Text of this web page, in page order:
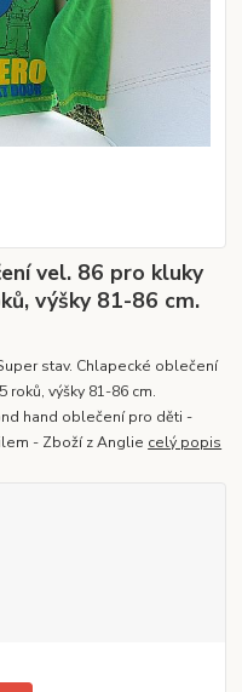
vel. 86 pro kluky
výšky 81-86 cm.
stav. Chlapecké oblečení
roků, výšky 81-86 cm.
hand oblečení pro děti -
- Zboží z Anglie celý popis